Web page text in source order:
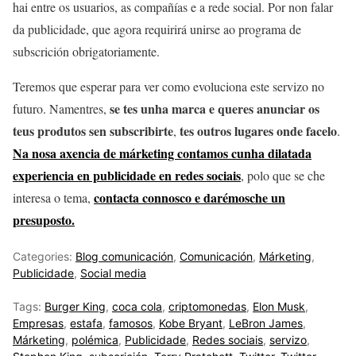
hai entre os usuarios, as compañías e a rede social. Por non falar
da publicidade, que agora requirirá unirse ao programa de
subscrición obrigatoriamente.
Teremos que esperar para ver como evoluciona este servizo no
futuro. Namentres, se tes unha marca e queres anunciar os
teus produtos sen subscribirte, tes outros lugares onde facelo.
Na nosa axencia de márketing contamos cunha dilatada
experiencia en publicidade en redes sociais, polo que se che
interesa o tema, contacta connosco e darémosche un
presuposto.
Categories: Blog comunicación, Comunicación, Márketing,
Publicidade, Social media
Tags: Burger King, coca cola, criptomonedas, Elon Musk,
Empresas, estafa, famosos, Kobe Bryant, LeBron James,
Márketing, polémica, Publicidade, Redes sociais, servizo,